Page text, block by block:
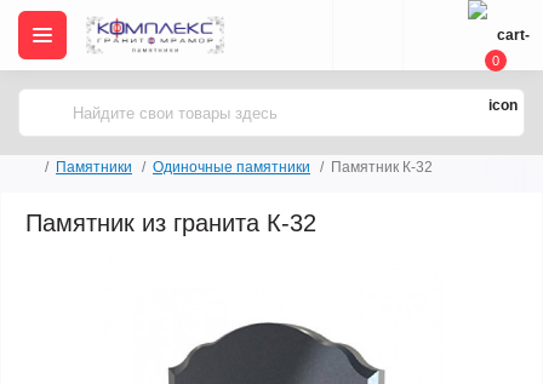
0
Памятники Одиночные памятники Памятник К-32
Памятник из гранита К-32